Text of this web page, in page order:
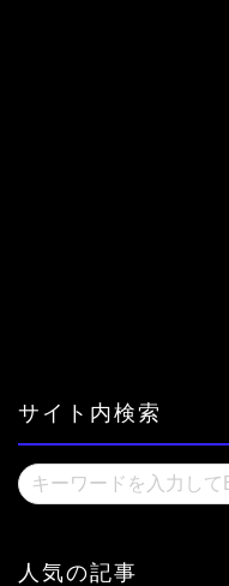
サイト内検索
人気の記事